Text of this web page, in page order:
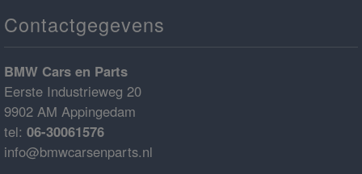
Contactgegevens
BMW Cars en Parts
Eerste Industrieweg 20
9902 AM Appingedam
tel: 06-30061576
info@bmwcarsenparts.nl